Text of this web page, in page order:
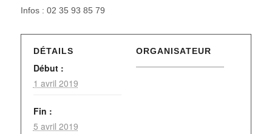
Infos : 02 35 93 85 79
DÉTAILS
Début :
1 avril 2019
Fin :
5 avril 2019
ORGANISATEUR